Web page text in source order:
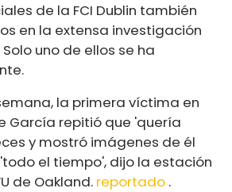
de la FCI Dublin también
​​en la extensa investigación
uno de ellos se ha
la primera víctima en
García repitió que 'quería
y mostró imágenes de él
el tiempo', dijo la estación
de Oakland. reportado .